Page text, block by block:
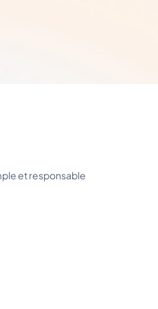
et responsable